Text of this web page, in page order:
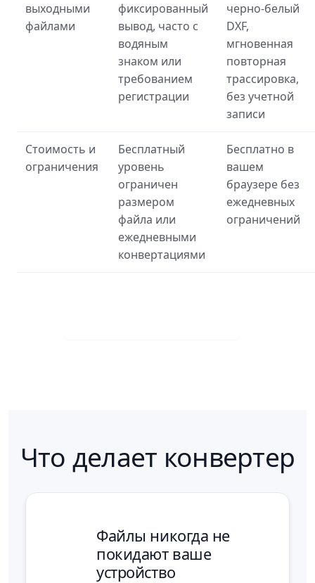
выходными
файлами
фиксированный
вывод, часто с
водяным
знаком или
требованием
регистрации
черно-белый
DXF,
мгновенная
повторная
трассировка,
без учетной
записи
Стоимость и
ограничения
Бесплатный
уровень
ограничен
размером
файла или
ежедневными
конвертациями
Бесплатно в
вашем
браузере без
ежедневных
ограничений
Что делает конвертер
Файлы никогда не
покидают ваше
устройство